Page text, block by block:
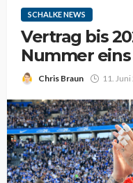
SCHALKE NEWS
Vertrag bis
Nummer
Chris Braun 11.